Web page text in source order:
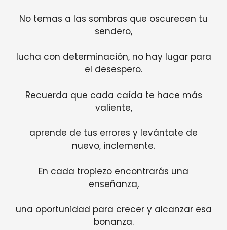
No temas a las sombras que oscurecen tu
sendero,
lucha con determinación, no hay lugar para
el desespero.
Recuerda que cada caída te hace más
valiente,
aprende de tus errores y levántate de
nuevo, inclemente.
En cada tropiezo encontrarás una
enseñanza,
una oportunidad para crecer y alcanzar esa
bonanza.